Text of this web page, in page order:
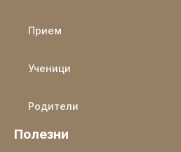
Прием
Ученици
Родители
Полезни